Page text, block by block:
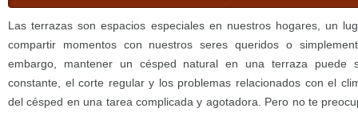
Las terrazas son espacios especiales en nuestros hogares, un
compartir momentos con nuestros seres queridos o
embargo, mantener un césped natural en una terraza
constante, el corte regular y los problemas relacionados con el
del césped en una tarea complicada y agotadora. Pero no te